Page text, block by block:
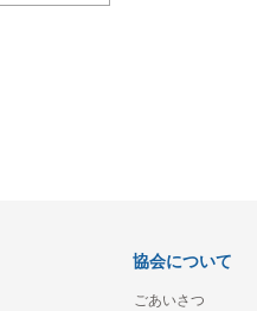
協会について
ごあいさつ